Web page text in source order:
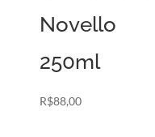
Novello
250ml
R$88,00